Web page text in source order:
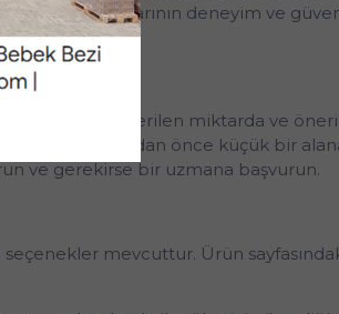
Okey markalarının deneyim ve
Ürünü önerilen miktarda ve
için ilk kullanımdan önce küçük bir
ve gerekirse bir uzmana başvurun.
mevcuttur. Ürün